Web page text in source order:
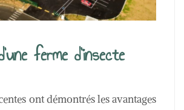
ferme d’insecte
ont démontrés les avantages